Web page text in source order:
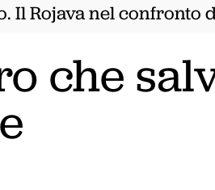
Rojava nel confronto
che